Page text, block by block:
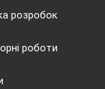
розробок
роботи